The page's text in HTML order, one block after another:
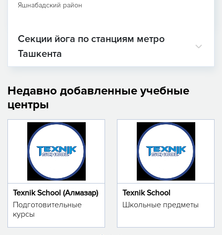
Яшнабадский район
Секции йога по станциям метро
Ташкента
Недавно добавленные учебные
центры
Texnik School (Алмазар)
Подготовительные
курсы
Texnik School
Школьные предметы